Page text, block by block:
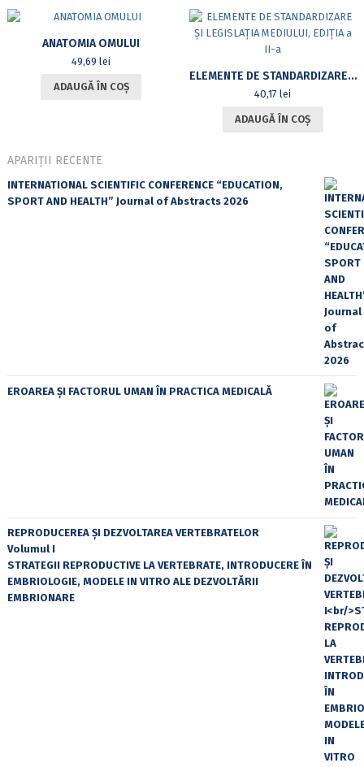
ANATOMIA OMULUI
49,69 lei
ADAUGĂ ÎN COȘ
ELEMENTE DE STANDARDIZARE ȘI LEGISLAȚIA MEDIULUI, EDIȚIA A II-A
40,17 lei
ADAUGĂ ÎN COȘ
APARIȚII RECENTE
INTERNATIONAL SCIENTIFIC CONFERENCE “EDUCATION,
SPORT AND HEALTH” Journal of Abstracts 2026
EROAREA ȘI FACTORUL UMAN ÎN PRACTICA MEDICALĂ
REPRODUCEREA ȘI DEZVOLTAREA VERTEBRATELOR
Volumul I
STRATEGII REPRODUCTIVE LA VERTEBRATE, INTRODUCERE ÎN
EMBRIOLOGIE, MODELE IN VITRO ALE DEZVOLTĂRII
EMBRIONARE